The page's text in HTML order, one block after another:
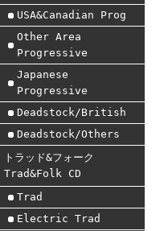
USA&Canadian Prog
Other Area
Progressive
Japanese
Progressive
Deadstock/British
Deadstock/Others
トラッド&フォーク
Trad&Folk CD
Trad
Electric Trad